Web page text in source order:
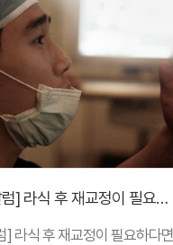
[강원장의 닥터칼럼] 라식 후 재교정이 필요하다면
] 라식 후 재교정이 필요하다면